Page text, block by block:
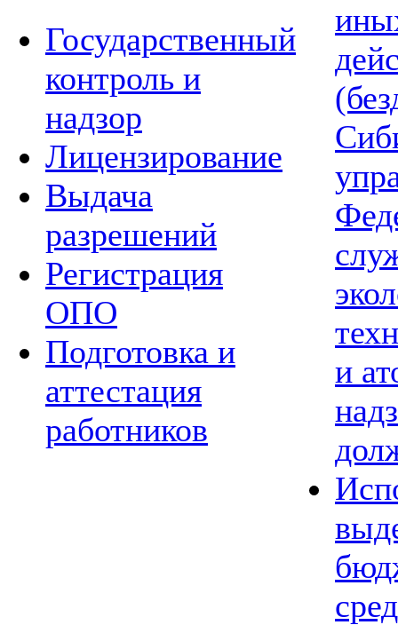
Государственный
контроль и
надзор
Лицензирование
Выдача
разрешений
Регистрация
ОПО
Подготовка и
аттестация
работников
и